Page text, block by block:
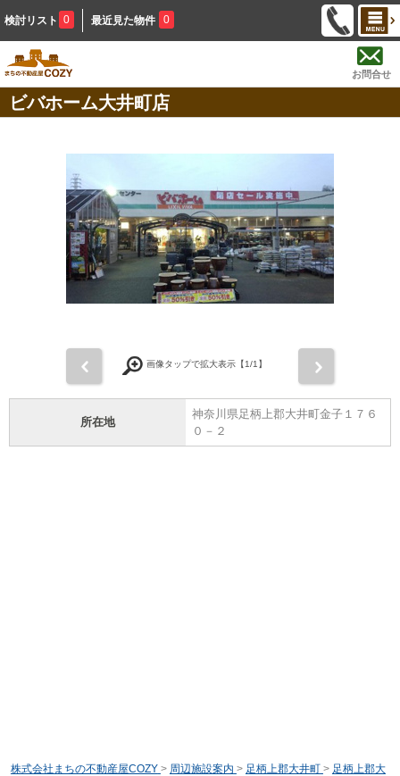
検討リスト 0 最近見た物件 0
お問合せ
ビバホーム大井町店
画像タップで拡大表示【1/1】
所在地
神奈川県足柄上郡大井町金子１７６
０－２
株式会社まちの不動産屋COZY > 周辺施設案内 > 足柄上郡大井町 > 足柄上郡大